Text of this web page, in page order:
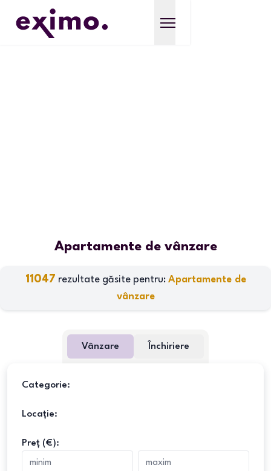
Apartamente de vânzare
11047 rezultate găsite pentru: Apartamente de
vânzare
Vânzare Închiriere
Categorie:
Locație:
Preț (€):